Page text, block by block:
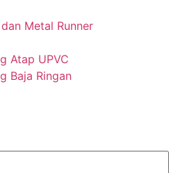
Metal Runner
Atap UPVC
Baja Ringan